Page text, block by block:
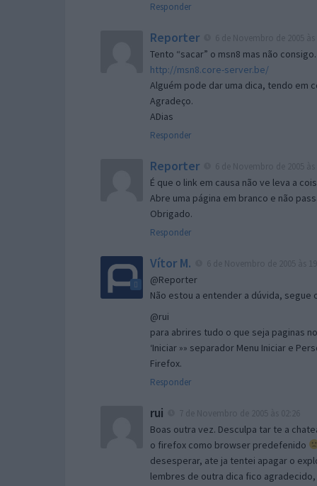
Responder
Reporter
Tento “sacar” o msn8 mas não
http://msn8.core-server.be/
Alguém pode dar uma dica, tendo em
Agradeço.
ADias
Responder
Reporter
É que o link em causa não ve leva a
Abre uma página em branco e não
Obrigado.
Responder
Vítor M.
@Reporter
Não estou a entender a dúvida,
@rui
para abrires tudo o que seja paginas
‘Iniciar »» separador Menu Iniciar e
Firefox.
Responder
rui
Boas outra vez. Desculpa tar te a
o firefox como browser predefenido
desesperar, ate ja tentei apagar o
lembres de outra dica fico